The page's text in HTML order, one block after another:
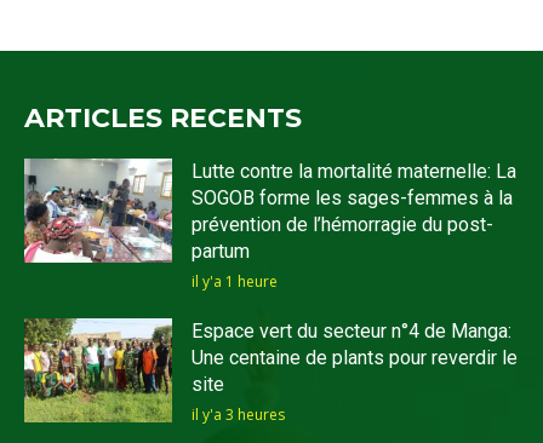
ARTICLES RECENTS
Lutte contre la mortalité maternelle: La
SOGOB forme les sages-femmes à la
prévention de l’hémorragie du post-
partum
il y'a 1 heure
Espace vert du secteur n°4 de Manga:
Une centaine de plants pour reverdir le
site
il y'a 3 heures